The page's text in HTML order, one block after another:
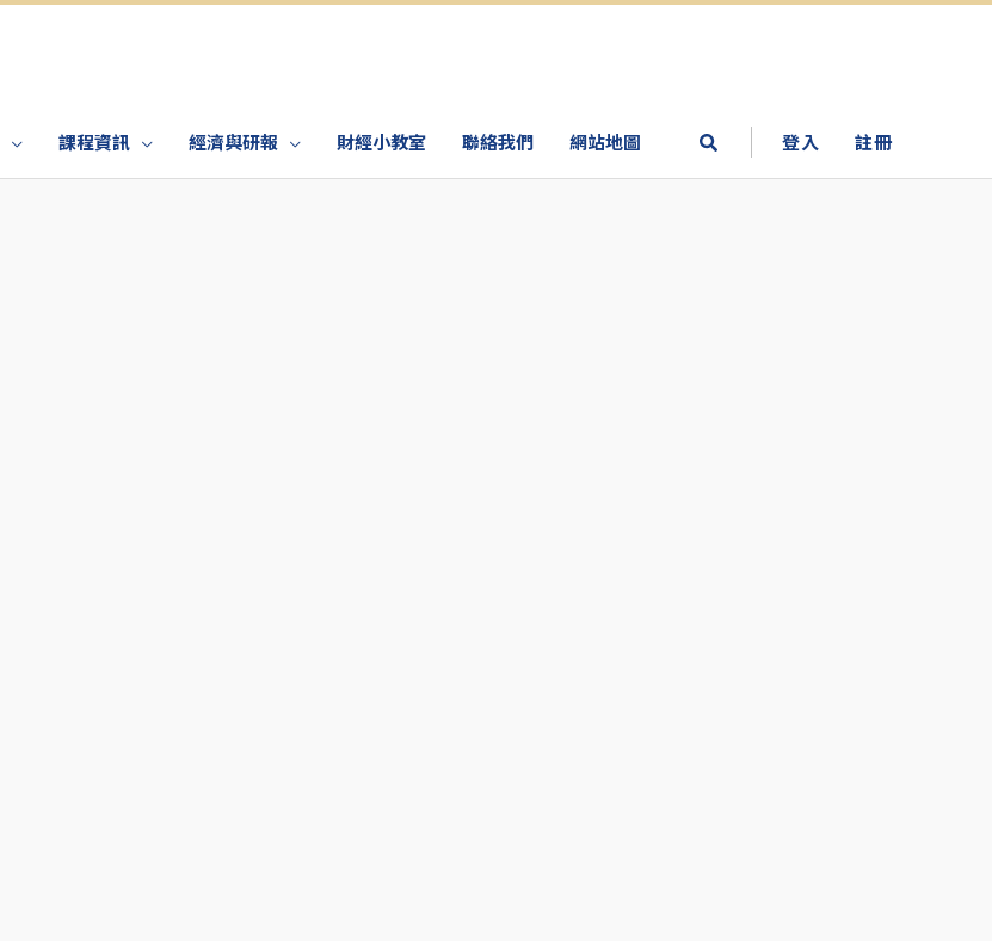
課程資訊 經濟與研報 財經小教室 聯絡我們 網站地圖 登入 註冊